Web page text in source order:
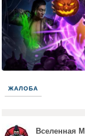
ЖАЛОБА
Вселенная